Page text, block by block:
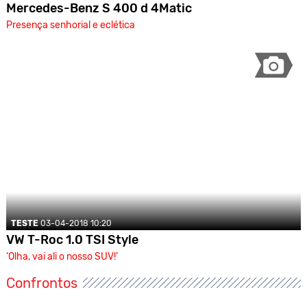
Mercedes-Benz S 400 d 4Matic
Presença senhorial e eclética
TESTE 03-04-2018 10:20
VW T-Roc 1.0 TSI Style
‘Olha, vai ali o nosso SUV!’
Confrontos